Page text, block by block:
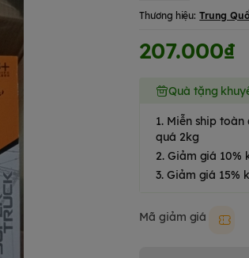
Thương hiệu: Trung
207.000₫
Quà tặng
1. Miễn ship
quá 2kg
2. Giảm giá 10%
3. Giảm giá 15%
Mã giảm giá